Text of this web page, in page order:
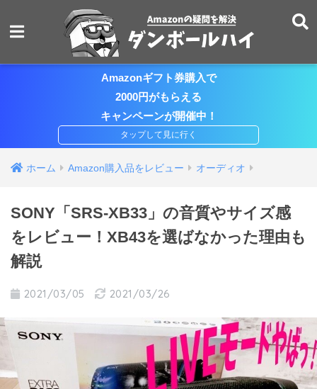
Amazonギフト券購入で
2000円がもらえる
キャンペーンが開催中！
ホーム Amazon購入品をレビュー オーディオ
SONY「SRS-XB33」の音質やサイズ感
をレビュー！XB43を選ばなかった理由も
解説
2021/03/05 2021/03/26